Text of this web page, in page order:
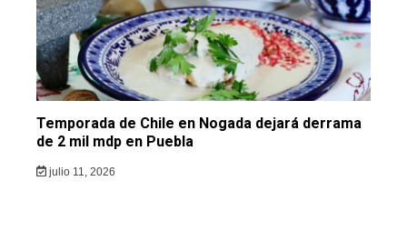
Temporada de Chile en Nogada dejará derrama
de 2 mil mdp en Puebla
julio 11, 2026